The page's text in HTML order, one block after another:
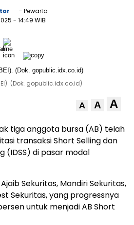
- Pewarta
- 14:49 WIB
(Dok. gopublic.idx.co.id)
A A A
tiga anggota bursa (AB) telah
transaksi Short Selling dan
(IDSS) di pasar modal
Sekuritas, Mandiri Sekuritas,
Sekuritas, yang progressnya
untuk menjadi AB Short